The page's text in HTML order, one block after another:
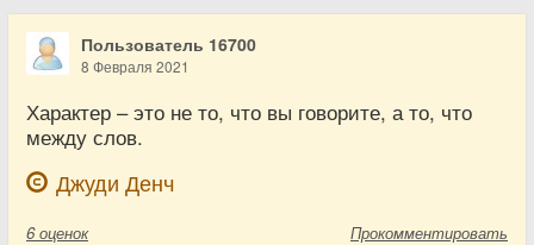
Пользователь 16700
8 Февраля 2021
Характер – это не то, что вы говорите, а то, что
между слов.
Джуди Денч
6 оценок Прокомментировать